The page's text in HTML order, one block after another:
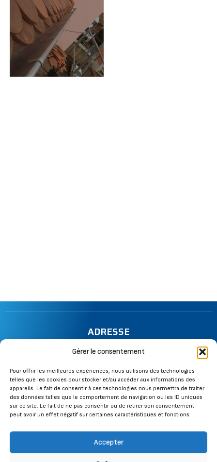
Gérer le consentement
Pour offrir les meilleures expériences, nous utilisons des technologies
telles que les cookies pour stocker et/ou accéder aux informations des
appareils. Le fait de consentir à ces technologies nous permettra de traiter
des données telles que le comportement de navigation ou les ID uniques
sur ce site. Le fait de ne pas consentir ou de retirer son consentement
peut avoir un effet négatif sur certaines caractéristiques et fonctions.
Accepter
ADRESSE
13 rue de la Mazière, 67130 Wisches
TÉLÉPHONE
06 28 73 34 00
MAIL
SUIVEZ-NOUS